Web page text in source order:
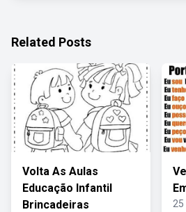
Related Posts
Volta As Aulas
Educação Infantil
Brincadeiras